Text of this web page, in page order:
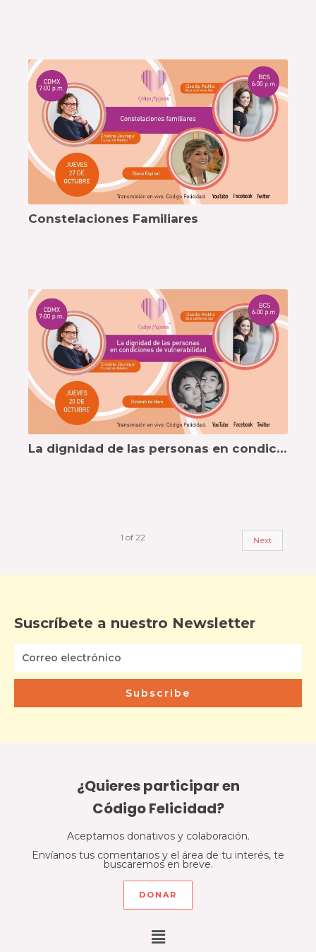
Constelaciones Familiares
La dignidad de las personas en condiciones de vulnerabilidad
1 of 22 Next
Suscríbete a nuestro Newsletter
Subscribe
¿Quieres participar en
Código Felicidad?
Aceptamos donativos y colaboración.
Envíanos tus comentarios y el área de tu interés, te
buscaremos en breve.
DONAR